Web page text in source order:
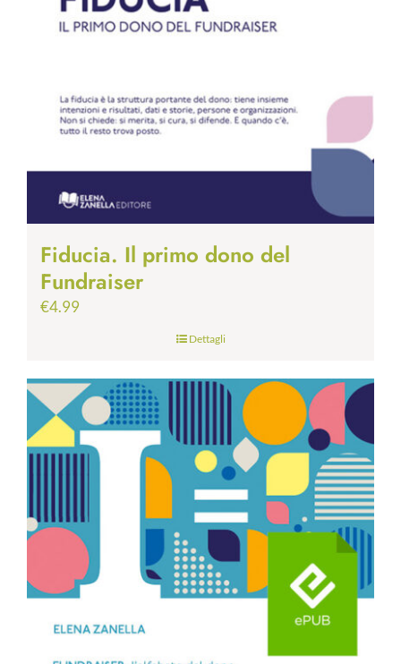
Fiducia. Il primo dono del
Fundraiser
€4.99
Dettagli